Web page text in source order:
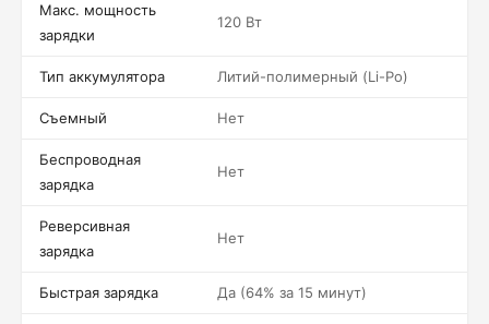
Макс. мощность
зарядки
120 Вт
Тип аккумулятора Литий-полимерный (Li-Po)
Съемный Нет
Беспроводная
зарядка
Нет
Реверсивная
зарядка
Нет
Быстрая зарядка Да (64% за 15 минут)